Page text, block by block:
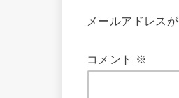
メールアドレス
コメント ※